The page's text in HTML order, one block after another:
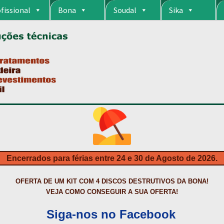
Bona Soudal Sika
CARRINHO CART
DA BONA?
HIDROFUGANTES
PRODUTOS ECOLÓGICOS CERTIFICADOS
DE BETÃO COM FERRO À VISTA REVESTIMENTO DE TANQUES E
TERMOS E CONDIÇÕESTINTA PROTEÇÃOTINTASTRATAMENTO
Encerrados para férias entre 24 e 30 de Agosto de 2026.
OFERTA DE UM KIT COM 4 DISCOS DESTRUTIVOS DA BONA!
VEJA COMO CONSEGUIR A SUA OFERTA!
Siga-nos no Facebook